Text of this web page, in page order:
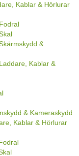
Kablar & Hörlurar
&
Kablar &
& Kameraskydd
Kablar & Hörlurar